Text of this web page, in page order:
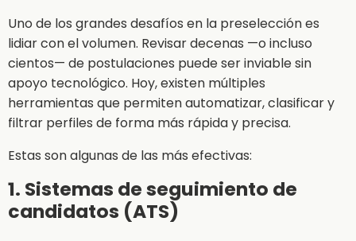
Uno de los grandes desafíos en la preselección es
lidiar con el volumen. Revisar decenas —o incluso
cientos— de postulaciones puede ser inviable sin
apoyo tecnológico. Hoy, existen múltiples
herramientas que permiten automatizar, clasificar y
filtrar perfiles de forma más rápida y precisa.
Estas son algunas de las más efectivas:
1. Sistemas de seguimiento de
candidatos (ATS)